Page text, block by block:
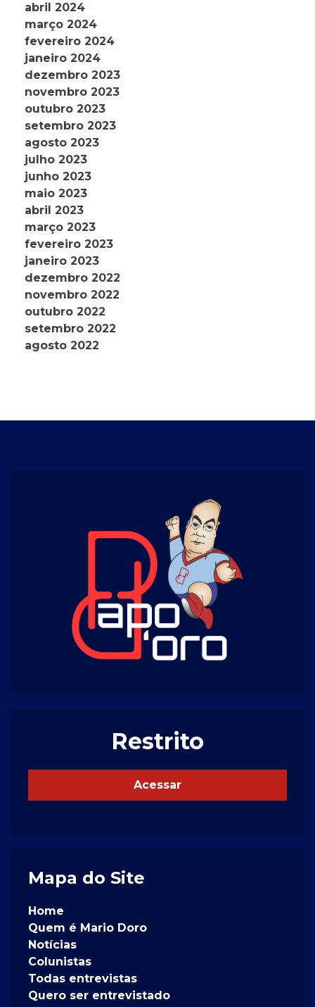
abril 2024
março 2024
fevereiro 2024
janeiro 2024
dezembro 2023
novembro 2023
outubro 2023
setembro 2023
agosto 2023
julho 2023
junho 2023
maio 2023
abril 2023
março 2023
fevereiro 2023
janeiro 2023
dezembro 2022
novembro 2022
outubro 2022
setembro 2022
agosto 2022
Restrito
Acessar
Mapa do Site
Home
Quem é Mario Doro
Notícias
Colunistas
Todas entrevistas
Quero ser entrevistado